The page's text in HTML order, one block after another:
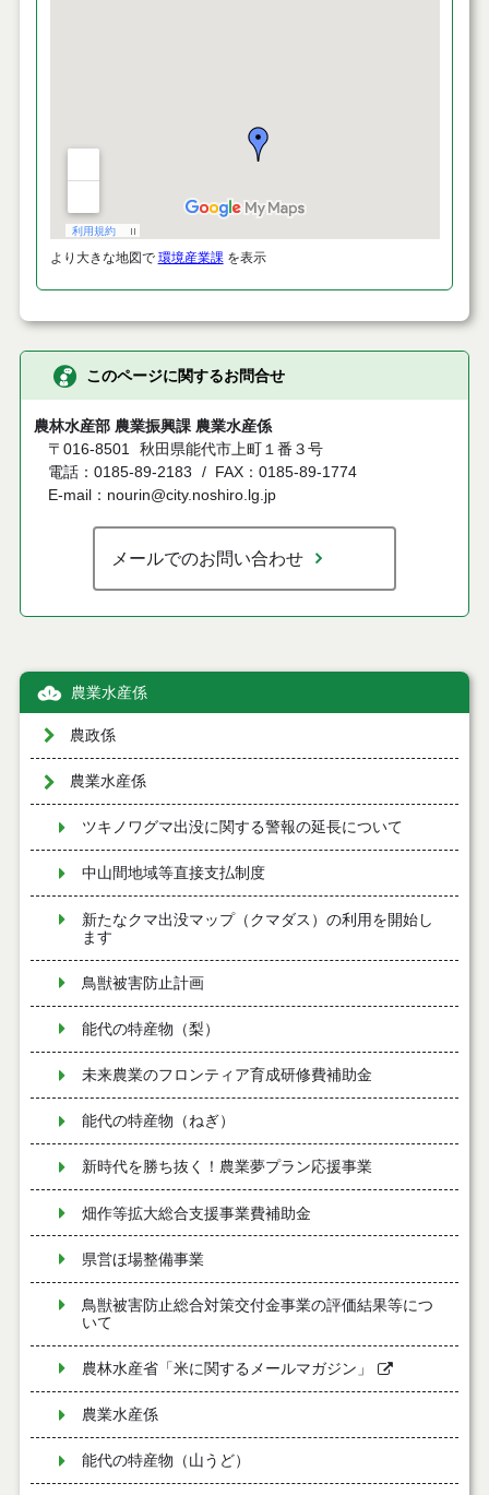
より大きな地図で 環境産業課を表示
このページに関するお問合せ
農林水産部 農業振興課 農業水産係
〒016-8501
秋田県能代市上町１番３号
電話：0185-89-2183
FAX：0185-89-1774
E-mail：nourin@city.noshiro.lg.jp
メールでのお問い合わせ
農業水産係
農政係
農業水産係
ツキノワグマ出没に関する警報の延長について
中山間地域等直接支払制度
新たなクマ出没マップ（クマダス）の利用を開始し
ます
鳥獣被害防止計画
能代の特産物（梨）
未来農業のフロンティア育成研修費補助金
能代の特産物（ねぎ）
新時代を勝ち抜く！農業夢プラン応援事業
畑作等拡大総合支援事業費補助金
県営ほ場整備事業
鳥獣被害防止総合対策交付金事業の評価結果等につ
いて
農林水産省「米に関するメールマガジン」
農業水産係
能代の特産物（山うど）